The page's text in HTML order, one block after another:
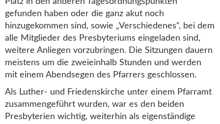
gefunden haben oder die ganz akut noch
hinzugekommen sind, sowie „Verschiedenes“, bei dem
alle Mitglieder des Presbyteriums eingeladen sind,
weitere Anliegen vorzubringen. Die Sitzungen dauern
meistens um die zweieinhalb Stunden und werden
mit einem Abendsegen des Pfarrers geschlossen.
Als Luther- und Friedenskirche unter einem Pfarramt
zusammengeführt wurden, war es den beiden
Presbyterien wichtig, weiterhin als eigenständige